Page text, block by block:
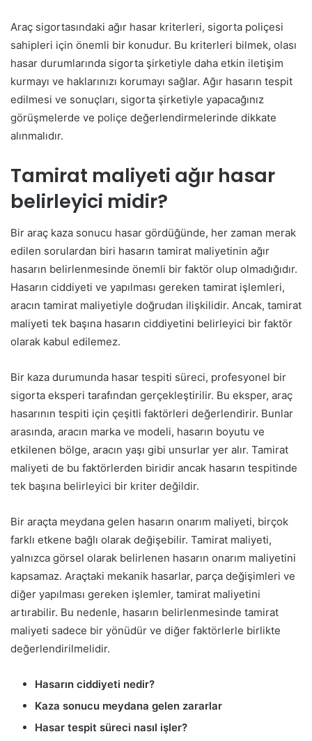
Araç sigortasındaki ağır hasar kriterleri, sigorta poliçesi
sahipleri için önemli bir konudur. Bu kriterleri bilmek, olası
hasar durumlarında sigorta şirketiyle daha etkin iletişim
kurmayı ve haklarınızı korumayı sağlar. Ağır hasarın tespit
edilmesi ve sonuçları, sigorta şirketiyle yapacağınız
görüşmelerde ve poliçe değerlendirmelerinde dikkate
alınmalıdır.
Tamirat maliyeti ağır hasar
belirleyici midir?
Bir araç kaza sonucu hasar gördüğünde, her zaman merak
edilen sorulardan biri hasarın tamirat maliyetinin ağır
hasarın belirlenmesinde önemli bir faktör olup olmadığıdır.
Hasarın ciddiyeti ve yapılması gereken tamirat işlemleri,
aracın tamirat maliyetiyle doğrudan ilişkilidir. Ancak, tamirat
maliyeti tek başına hasarın ciddiyetini belirleyici bir faktör
olarak kabul edilemez.
Bir kaza durumunda hasar tespiti süreci, profesyonel bir
sigorta eksperi tarafından gerçekleştirilir. Bu eksper, araç
hasarının tespiti için çeşitli faktörleri değerlendirir. Bunlar
arasında, aracın marka ve modeli, hasarın boyutu ve
etkilenen bölge, aracın yaşı gibi unsurlar yer alır. Tamirat
maliyeti de bu faktörlerden biridir ancak hasarın tespitinde
tek başına belirleyici bir kriter değildir.
Bir araçta meydana gelen hasarın onarım maliyeti, birçok
farklı etkene bağlı olarak değişebilir. Tamirat maliyeti,
yalnızca görsel olarak belirlenen hasarın onarım maliyetini
kapsamaz. Araçtaki mekanik hasarlar, parça değişimleri ve
diğer yapılması gereken işlemler, tamirat maliyetini
artırabilir. Bu nedenle, hasarın belirlenmesinde tamirat
maliyeti sadece bir yönüdür ve diğer faktörlerle birlikte
değerlendirilmelidir.
Hasarın ciddiyeti nedir?
Kaza sonucu meydana gelen zararlar
Hasar tespit süreci nasıl işler?